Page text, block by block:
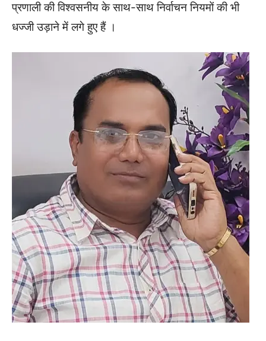
प्रणाली की विश्वसनीय के साथ-साथ निर्वाचन नियमों की भी
धज्जी उड़ाने में लगे हुए हैं ।